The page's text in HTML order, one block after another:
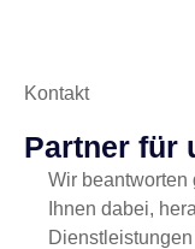
Kontakt
Partner für
Wir beantworten
Ihnen dabei,